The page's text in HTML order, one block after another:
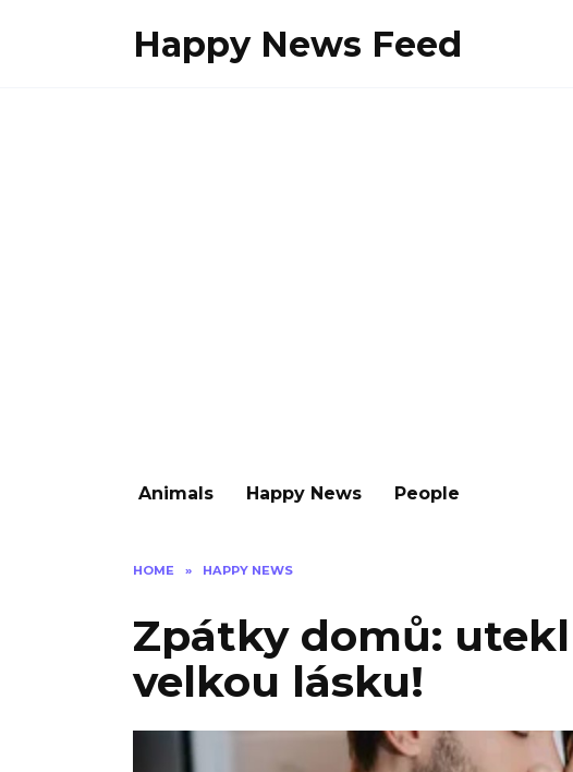
Happy News Feed
Animals Happy News People
HOME » HAPPY NEWS
Zpátky domů:
velkou lásku!